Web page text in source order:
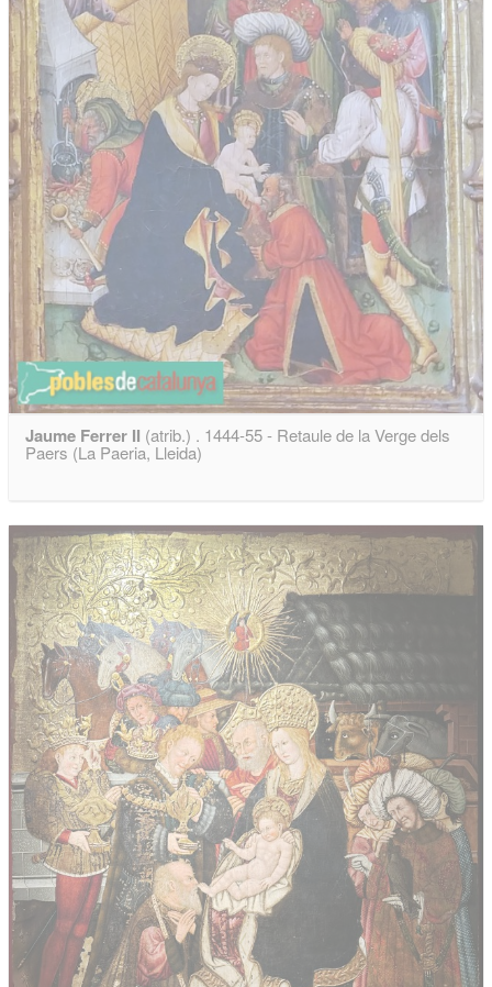
Jaume Ferrer II (atrib.) . 1444-55 - Retaule de la Verge dels
Paers (La Paeria, Lleida)